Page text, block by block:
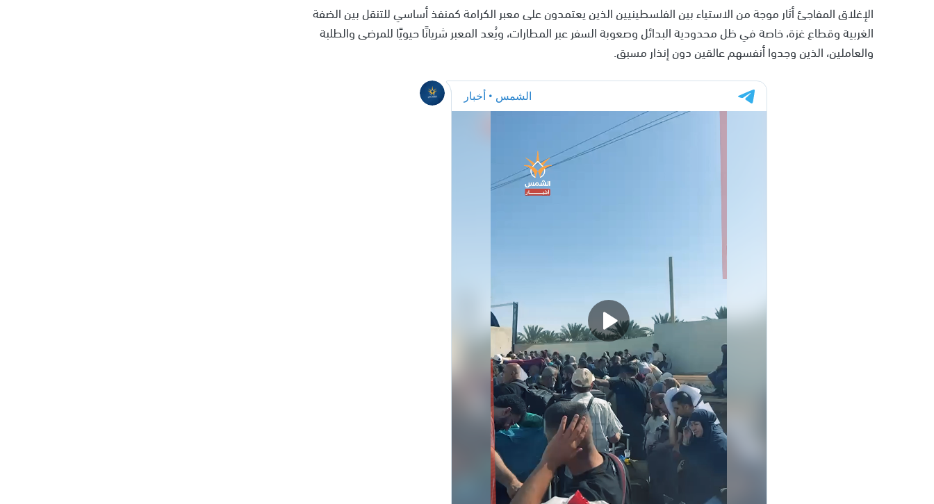
الإغلاق المفاجئ أثار موجة من الاستياء بين الفلسطينيين الذين يعتمدون على معبر الكرامة كمنفذ أساسي للتنقل بين الضفة
الغربية وقطاع غزة، خاصة في ظل محدودية البدائل وصعوبة السفر عبر المطارات، ويُعد المعبر شريانًا حيويًا للمرضى والطلبة
والعاملين، الذين وجدوا أنفسهم عالقين دون إنذار مسبق.